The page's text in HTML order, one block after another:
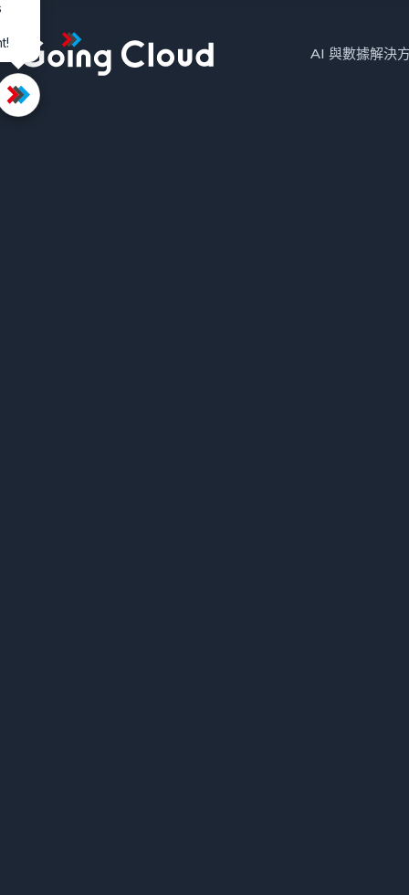
AI 與數據解決
Top